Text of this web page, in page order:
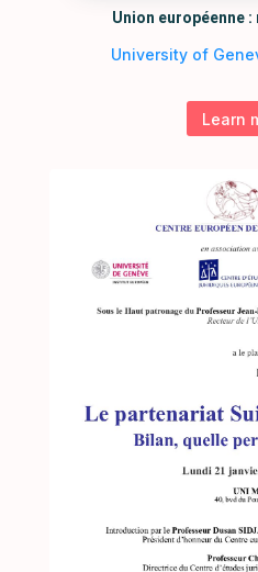
Union européenne
University of
Learn